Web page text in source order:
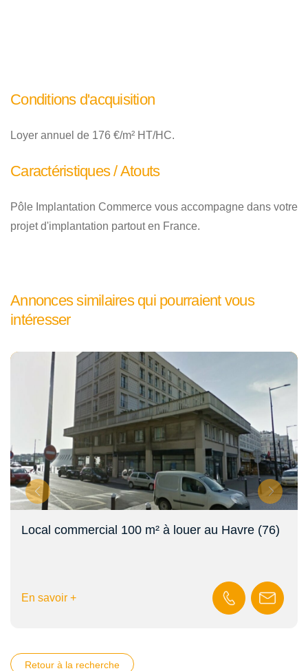
Conditions d'acquisition
Loyer annuel de 176 €/m² HT/HC.
Caractéristiques / Atouts
Pôle Implantation Commerce vous accompagne dans votre
projet d'implantation partout en France.
Annonces similaires qui pourraient vous
intéresser
Local commercial 100 m² à louer au Havre (76)
En savoir +
Retour à la recherche